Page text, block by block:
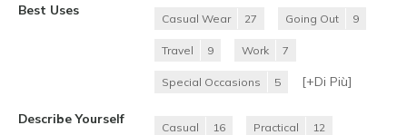
Best Uses
Casual Wear 27 Going Out 9
Travel 9 Work 7
Special Occasions 5 [+Di Più]
Describe Yourself
Casual 16 Practical 12